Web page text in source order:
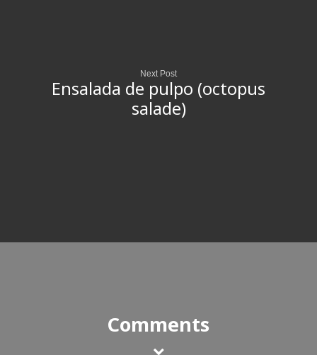
Next Post
Ensalada de pulpo (octopus
salade)
Comments